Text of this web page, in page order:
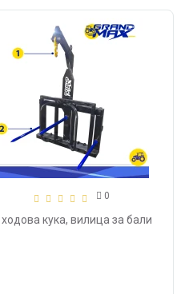
0
ходова кука, вилица за бали